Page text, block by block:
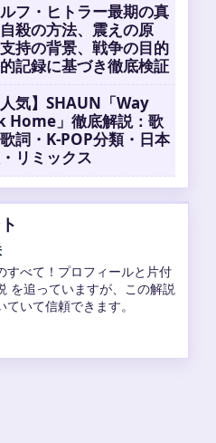
フ・ヒトラー最期の真
殺の方法、震えの原
持の背景、戦争の目的
記録に基づき徹底検証
人気】SHAUN「Way
Home」徹底解説：歌
詞・K-POP分類・日本
リミックス
現在のプロフィールと活動：
、結婚、G1復帰後初勝利、美
グまでを徹底解説 の背景説明
す。ライブ更新を続けてくだ